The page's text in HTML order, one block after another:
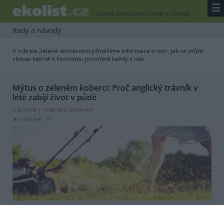
/ zelená domácnost/ rady a návody ☰
Rady a návody
V rubrice Zelená domácnost přinášíme informace o tom, jak se může
chovat šetrně k životnímu prostředí každý z nás.
Mýtus o zeleném koberci: Proč anglický trávník v
létě zabíjí život v půdě
4.8.2026 | PRAHA (Ekolist.cz)
Diskuse: 34